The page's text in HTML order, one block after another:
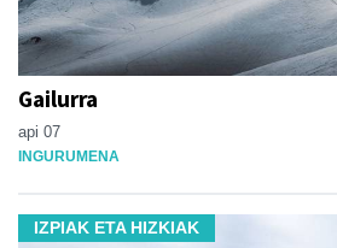
Gailurra
api 07
INGURUMENA
IZPIAK ETA HIZKIAK